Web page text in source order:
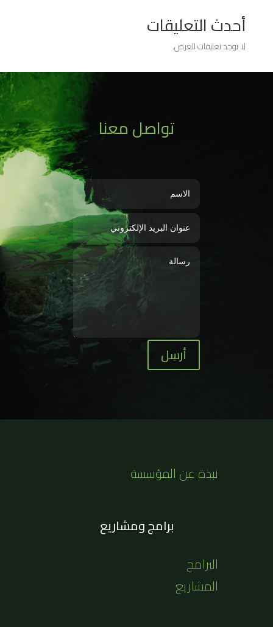
أحدث التعليقات
لا توجد تعليقات للعرض.
تواصل معنا
أرسِل
نبذة عن المؤسسة
برامج ومشاريع
البرامج
المشاريع